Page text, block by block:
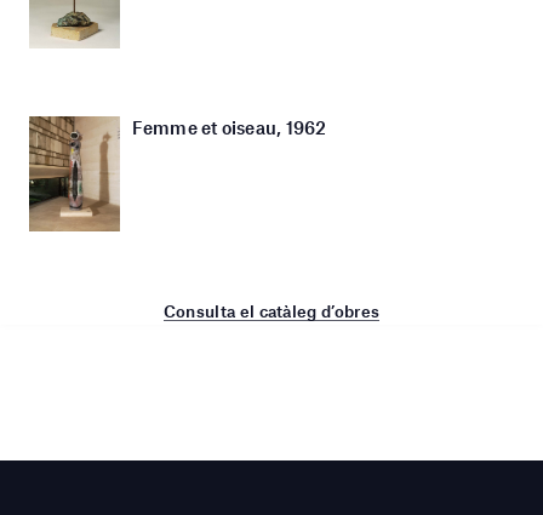
Femme et oiseau, 1962
Consulta el catàleg d’obres